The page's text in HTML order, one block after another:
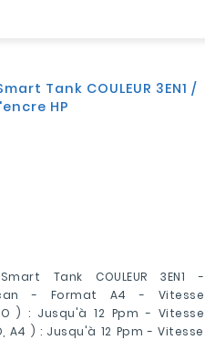
Tank COULEUR 3EN1 /
HP
Tank COULEUR 3EN1 -
- Format A4 - Vitesse
) : Jusqu'à 12 Ppm - Vitesse
A4 ) : Jusqu'à 12 Ppm - Vitesse